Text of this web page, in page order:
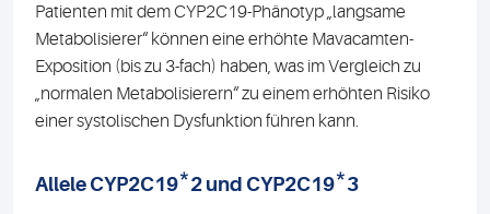
Patienten mit dem CYP2C19-Phänotyp „langsame
Metabolisierer“ können eine erhöhte Mavacamten-
Exposition (bis zu 3-fach) haben, was im Vergleich zu
„normalen Metabolisierern“ zu einem erhöhten Risiko
einer systolischen Dysfunktion führen kann.
Allele CYP2C19*2 und CYP2C19*3